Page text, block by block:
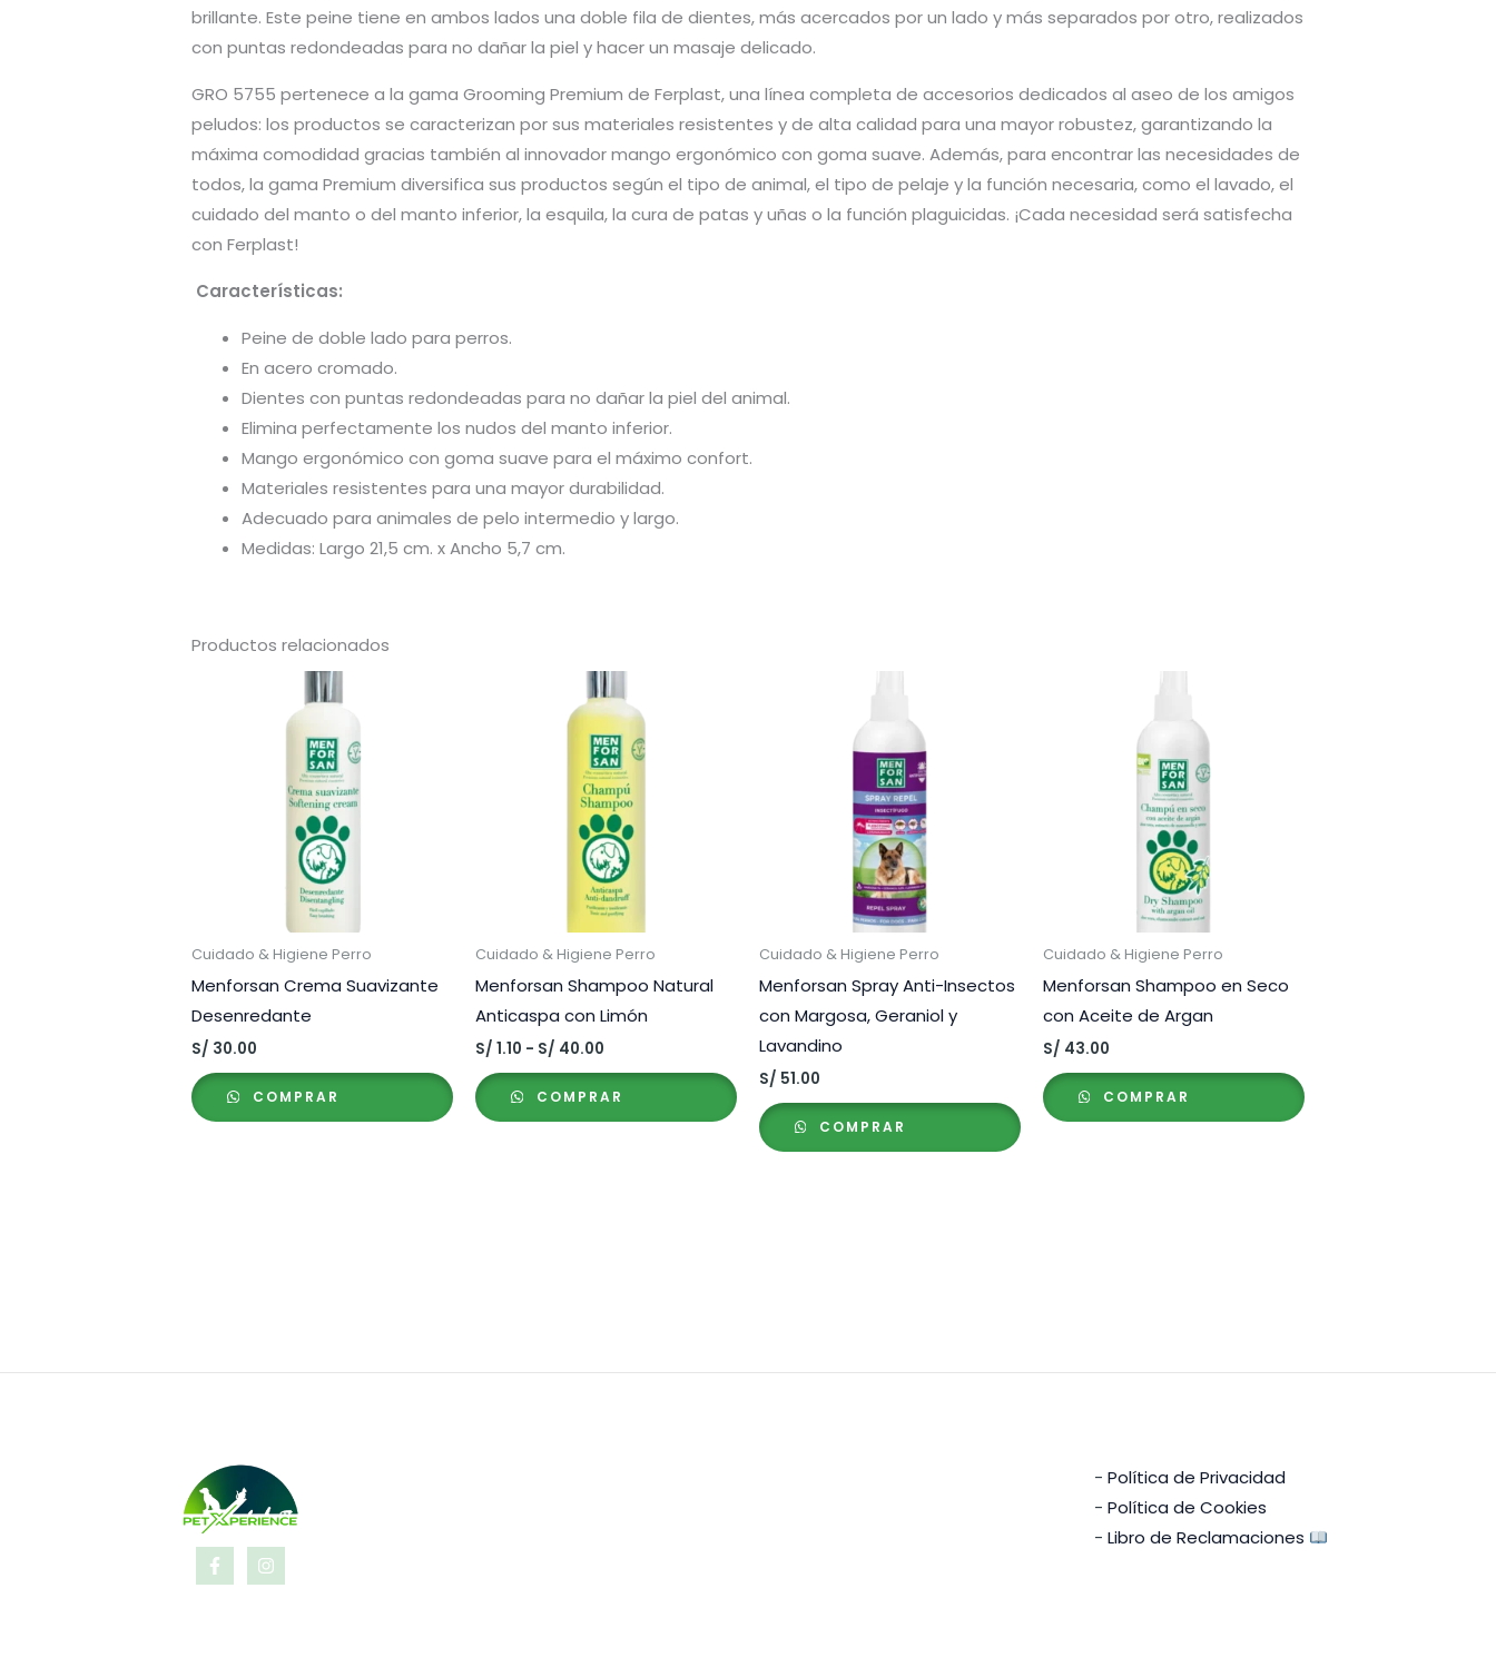
brillante. Este peine tiene en ambos lados una doble fila de dientes, más acercados por un lado y más separados por otro, realizados
con puntas redondeadas para no dañar la piel y hacer un masaje delicado.
GRO 5755 pertenece a la gama Grooming Premium de Ferplast, una línea completa de accesorios dedicados al aseo de los amigos
peludos: los productos se caracterizan por sus materiales resistentes y de alta calidad para una mayor robustez, garantizando la
máxima comodidad gracias también al innovador mango ergonómico con goma suave. Además, para encontrar las necesidades de
todos, la gama Premium diversifica sus productos según el tipo de animal, el tipo de pelaje y la función necesaria, como el lavado, el
cuidado del manto o del manto inferior, la esquila, la cura de patas y uñas o la función plaguicidas. ¡Cada necesidad será satisfecha
con Ferplast!
Características:
Peine de doble lado para perros.
En acero cromado.
Dientes con puntas redondeadas para no dañar la piel del animal.
Elimina perfectamente los nudos del manto inferior.
Mango ergonómico con goma suave para el máximo confort.
Materiales resistentes para una mayor durabilidad.
Adecuado para animales de pelo intermedio y largo.
Medidas: Largo 21,5 cm. x Ancho 5,7 cm.
Productos relacionados
Cuidado & Higiene Perro
Menforsan Crema Suavizante
Desenredante
S/ 30.00
COMPRAR
Cuidado & Higiene Perro
Menforsan Shampoo Natural
Anticaspa con Limón
S/ 1.10 - S/ 40.00
desde
S/ 1.10
COMPRAR
Cuidado & Higiene Perro
Menforsan Spray Anti-Insectos
con Margosa, Geraniol y
Lavandino
S/ 51.00
COMPRAR
Cuidado & Higiene Perro
Menforsan Shampoo en Seco
con Aceite de Argan
S/ 43.00
COMPRAR
-Política de Privacidad
-Política de Cookies
-Libro de Reclamaciones